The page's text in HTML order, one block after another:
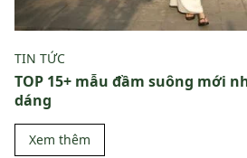
TIN TỨC
TOP 15+ mẫu đầm suông mới
dáng
Xem thêm